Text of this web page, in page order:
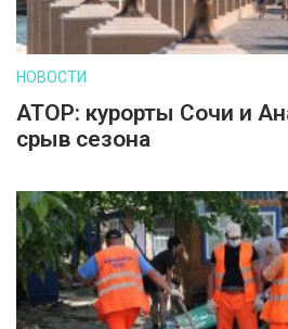
НОВОСТИ
АТОР: курорты Сочи и
срыв сезона